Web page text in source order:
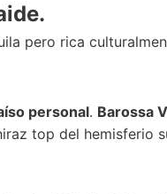
pero rica
personal. Barossa
top del hemisferio